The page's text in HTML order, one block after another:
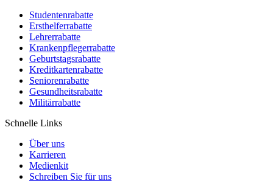
Studentenrabatte
Ersthelferrabatte
Lehrerrabatte
Krankenpflegerrabatte
Geburtstagsrabatte
Kreditkartenrabatte
Seniorenrabatte
Gesundheitsrabatte
Militärrabatte
Schnelle Links
Über uns
Karrieren
Medienkit
Schreiben Sie für uns